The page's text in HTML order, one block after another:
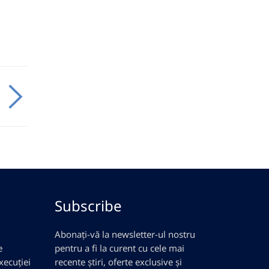
Subscribe
Abonați-vă la newsletter-ul nostru
pentru a fi la curent cu cele mai
recente știri, oferte exclusive și